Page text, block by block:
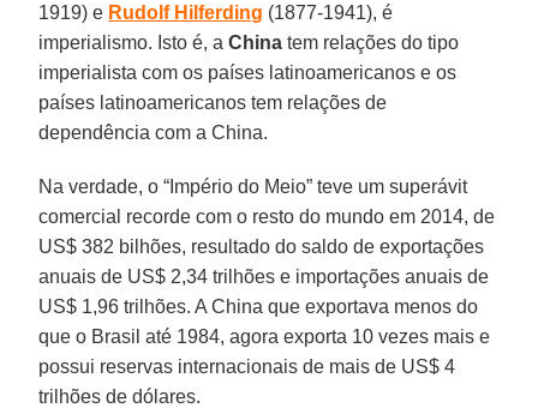
1919) e Rudolf Hilferding (1877-1941), é
imperialismo. Isto é, aChina tem relações do tipo
imperialista com os países latinoamericanos e os
países latinoamericanos tem relações de
dependência com a China.
Na verdade, o “Império do Meio” teve um superávit
comercial recorde com o resto do mundo em 2014, de
US$ 382 bilhões, resultado do saldo de exportações
anuais de US$ 2,34 trilhões e importações anuais de
US$ 1,96 trilhões. A China que exportava menos do
que o Brasil até 1984, agora exporta 10 vezes mais e
possui reservas internacionais de mais de US$ 4
trilhões de dólares.